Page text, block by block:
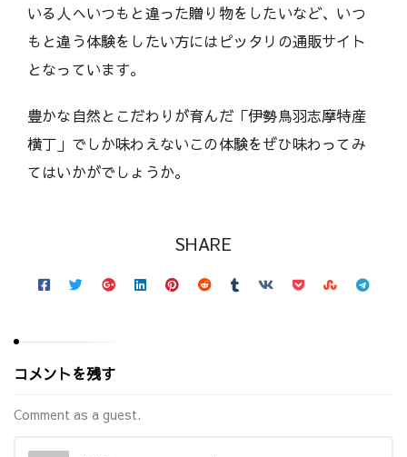
いる人へいつもと違った贈り物をしたいなど、いつ
もと違う体験をしたい方にはピッタリの通販サイト
となっています。
豊かな自然とこだわりが育んだ「伊勢鳥羽志摩特産
横丁」でしか味わえないこの体験をぜひ味わってみ
てはいかがでしょうか。
SHARE
コメントを残す
Comment as a guest.